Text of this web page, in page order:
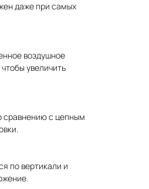
даже при самых
воздушное
увеличить
сравнению с цепным
по вертикали и